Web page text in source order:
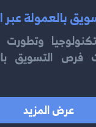
بالعمولة عبر
فرص التسويق
عرض المزيد